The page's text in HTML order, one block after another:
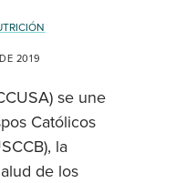
2019
se une
Católicos
la
de los